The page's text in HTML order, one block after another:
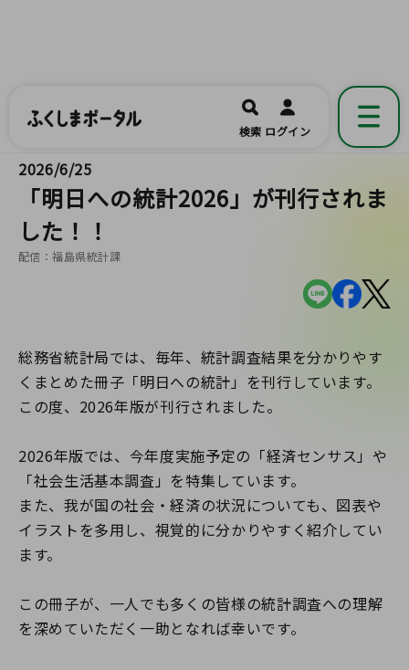
福島県公式の地域情報ポータルアプリ
開く
検索 ログイン
2026/6/25
「明日への統計2026」が刊行されま
した！！
配信：福島県統計課
総務省統計局では、毎年、統計調査結果を分かりやす
くまとめた冊子「明日への統計」を刊行しています。
この度、2026年版が刊行されました。
2026年版では、今年度実施予定の「経済センサス」や
「社会生活基本調査」を特集しています。
また、我が国の社会・経済の状況についても、図表や
イラストを多用し、視覚的に分かりやすく紹介してい
ます。
この冊子が、一人でも多くの皆様の統計調査への理解
を深めていただく一助となれば幸いです。